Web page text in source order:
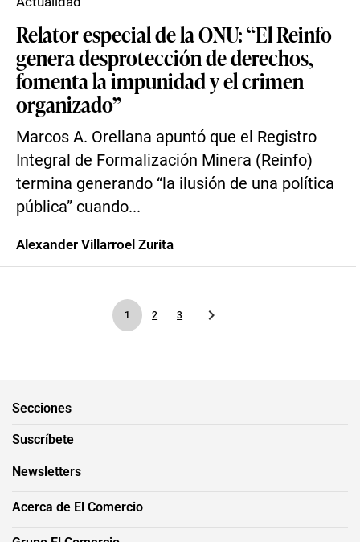
Relator especial de la ONU: “El Reinfo
genera desprotección de derechos,
fomenta la impunidad y el crimen
organizado”
Marcos A. Orellana apuntó que el Registro
Integral de Formalización Minera (Reinfo)
termina generando “la ilusión de una política
pública” cuando...
Alexander Villarroel Zurita
1 2 3
Secciones
Suscríbete
Newsletters
Acerca de El Comercio